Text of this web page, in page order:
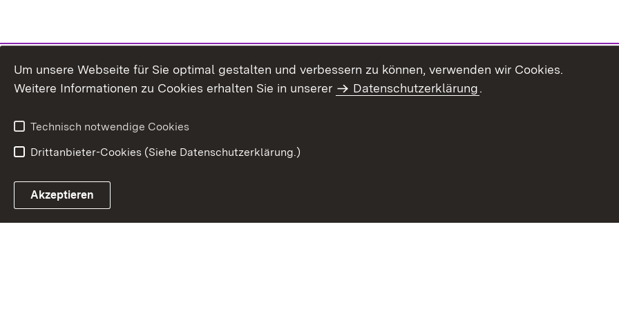
Um unsere Webseite für Sie optimal gestalten und verbessern zu können, verwenden wir Cookies.
Weitere Informationen zu Cookies erhalten Sie in unserer
Datenschutzerklärung.
Technisch notwendige Cookies
Drittanbieter-Cookies (Siehe Datenschutzerklärung.)
Akzeptieren